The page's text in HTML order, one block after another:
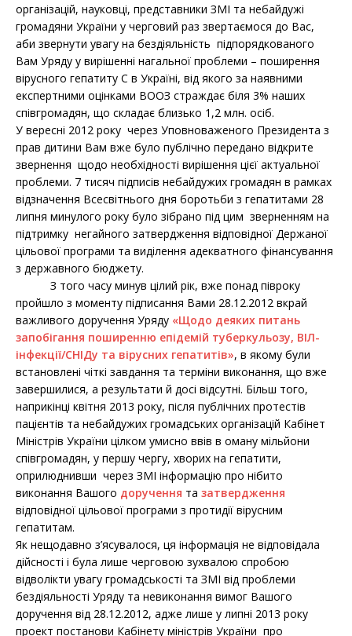
організацій, науковці, представники ЗМІ та небайдужі
громадяни України у черговий раз звертаємося до Вас,
аби звернути увагу на бездіяльність підпорядкованого
Вам Уряду у вирішенні нагальної проблеми – поширення
вірусного гепатиту С в Україні, від якого за наявними
експертними оцінками ВООЗ страждає біля 3% наших
співгромадян, що складає близько 1,2 млн. осіб.
У вересні 2012 року через Уповноваженого Президента з
прав дитини Вам вже було публічно передано відкрите
звернення щодо необхідності вирішення цієї актуальної
проблеми. 7 тисяч підписів небайдужих громадян в рамках
відзначення Всесвітнього дня боротьби з гепатитами 28
липня минулого року було зібрано під цим зверненням на
підтримку негайного затвердження відповідної Держаної
цільової програми та виділення адекватного фінансування
з державного бюджету.
З того часу минув цілий рік, вже понад півроку
пройшло з моменту підписання Вами 28.12.2012 вкрай
важливого доручення Уряду «Щодо деяких питань
запобігання поширенню епідемій туберкульозу, ВІЛ-
інфекції/СНІДу та вірусних гепатитів», в якому були
встановлені чіткі завдання та терміни виконання, що вже
завершилися, а результати й досі відсутні. Більш того,
наприкінці квітня 2013 року, після публічних протестів
пацієнтів та небайдужих громадських організацій Кабінет
Міністрів України цілком умисно ввів в оману мільйони
співгромадян, у першу чергу, хворих на гепатити,
оприлюднивши через ЗМІ інформацію про нібито
виконання Вашого доручення та затвердження
відповідної цільової програми з протидії вірусним
гепатитам.
Як нещодавно з’ясувалося, ця інформація не відповідала
дійсності і була лише черговою зухвалою спробою
відволікти увагу громадськості та ЗМІ від проблеми
бездіяльності Уряду та невиконання вимог Вашого
доручення від 28.12.2012, адже лише у липні 2013 року
проект постанови Кабінету міністрів України про